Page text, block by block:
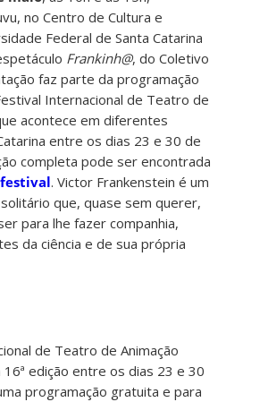
no Centro de Cultura e
Federal de Santa Catarina
Frankinh@, do Coletivo
faz parte da programação
Internacional de Teatro de
acontece em diferentes
entre os dias 23 e 30 de
completa pode ser encontrada
. Victor Frankenstein é um
que, quase sem querer,
para lhe fazer companhia,
da ciência e de sua própria
de Teatro de Animação
16ª edição entre os dias 23 e 30
programação gratuita e para